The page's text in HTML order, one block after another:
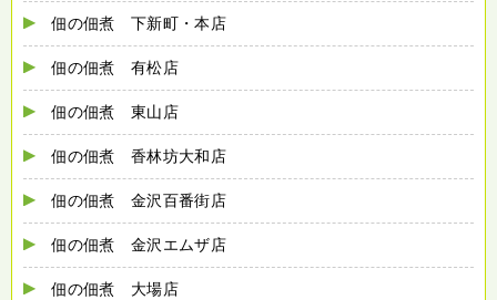
佃の佃煮 下新町・本店
佃の佃煮 有松店
佃の佃煮 東山店
佃の佃煮 香林坊大和店
佃の佃煮 金沢百番街店
佃の佃煮 金沢エムザ店
佃の佃煮 大場店